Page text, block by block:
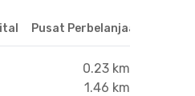
Pusat Perbelanjaan &
0.23 km
1.46 km